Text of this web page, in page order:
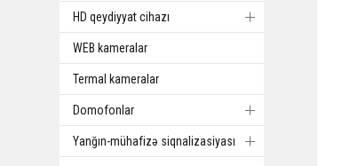
HD qeydiyyat cihazı
WEB kameralar
Termal kameralar
Domofonlar
Yanğın-mühafizə siqnalizasiyası